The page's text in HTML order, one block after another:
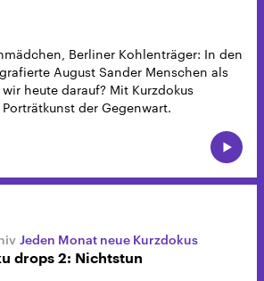
Berliner Kohlenträger: In den
August Sander Menschen als
heute darauf? Mit Kurzdokus
der Gegenwart.
Jeden Monat neue Kurzdokus
drops 2: Nichtstun